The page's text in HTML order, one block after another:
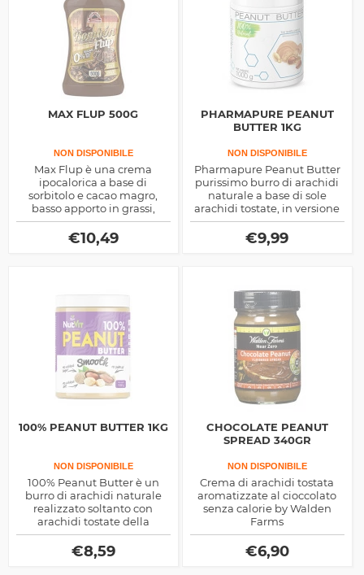
MAX FLUP 500G
NON DISPONIBILE
Max Flup è una crema
ipocalorica a base di
sorbitolo e cacao magro,
basso apporto in grassi,
senza glutine, olio di palma
ne aspartame, ottimo sui
pancake o sulle gallette
€10,49
PHARMAPURE PEANUT
BUTTER 1KG
NON DISPONIBILE
Pharmapure Peanut Butter
purissimo burro di arachidi
naturale a base di sole
arachidi tostate, in versione
creamy e crunchy
€9,99
100% PEANUT BUTTER 1KG
NON DISPONIBILE
100% Peanut Butter è un
burro di arachidi naturale
realizzato soltanto con
arachidi tostate della
migliore qualità, ricco di
energia e proteine nobili,
ottimo negli spuntini
€8,59
CHOCOLATE PEANUT
SPREAD 340GR
NON DISPONIBILE
Crema di arachidi tostata
aromatizzate al cioccolato
senza calorie by Walden
Farms
€6,90